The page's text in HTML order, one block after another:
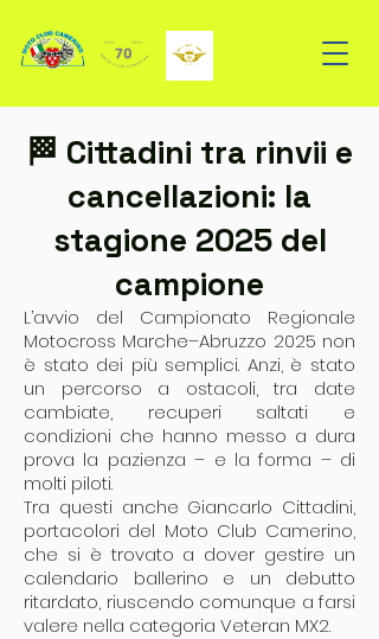
🏁 Cittadini tra rinvii e
cancellazioni: la
stagione 2025 del
campione
L’avvio del Campionato Regionale
Motocross Marche–Abruzzo 2025 non
è stato dei più semplici. Anzi, è stato
un percorso a ostacoli, tra date
cambiate, recuperi saltati e
condizioni che hanno messo a dura
prova la pazienza – e la forma – di
molti piloti.
Tra questi anche Giancarlo Cittadini,
portacolori del Moto Club Camerino,
che si è trovato a dover gestire un
calendario ballerino e un debutto
ritardato, riuscendo comunque a farsi
valere nella categoria Veteran MX2.